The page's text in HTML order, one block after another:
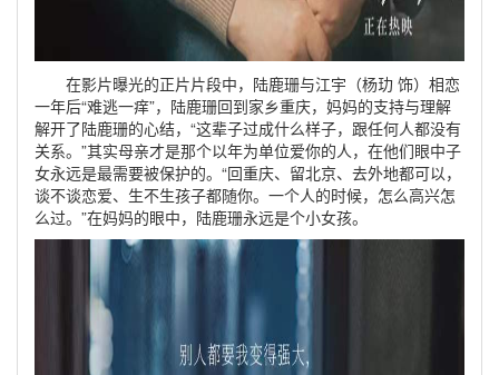
在影片曝光的正片片段中，陆鹿珊与江宇（杨玏 饰）相恋
一年后“难逃一痒”，陆鹿珊回到家乡重庆，妈妈的支持与理解
解开了陆鹿珊的心结，“这辈子过成什么样子，跟任何人都没有
关系。”其实母亲才是那个以年为单位爱你的人，在他们眼中子
女永远是最需要被保护的。“回重庆、留北京、去外地都可以，
谈不谈恋爱、生不生孩子都随你。一个人的时候，怎么高兴怎
么过。”在妈妈的眼中，陆鹿珊永远是个小女孩。